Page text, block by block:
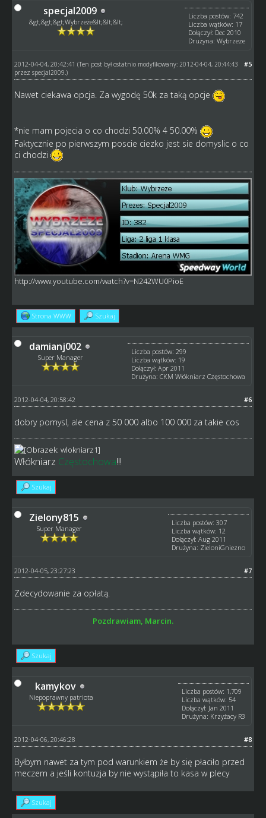
specjal2009
&gt;&gt;&gt;Wybrzeże&lt;&lt;&lt;
Liczba postów: 742
Liczba wątków: 17
Dołączył: Dec 2010
Drużyna: Wybrzeze
#5
2012-04-04, 20:42:41 (Ten post był ostatnio modyfikowany: 2012-04-04, 20:44:43
przez specjal2009.)
Nawet ciekawa opcja. Za wygodę 50k za taką opcje
*nie mam pojecia o co chodzi 50.00% 4 50.00%
Faktycznie po pierwszym poscie ciezko jest sie domyslic o co
ci chodzi
http://www.youtube.com/watch?v=N242WU0PioE
Strona WWW Szukaj
damianj002
Super Manager
Liczba postów: 299
Liczba wątków: 19
Dołączył: Apr 2011
Drużyna: CKM Włókniarz Częstochowa
#6
2012-04-04, 20:58:42
dobry pomysl, ale cena z 50 000 albo 100 000 za takie cos
Włókniarz Częstochowa!!!
Szukaj
Zielony815
Super Manager
Liczba postów: 307
Liczba wątków: 12
Dołączył: Aug 2011
Drużyna: ZieloniGniezno
#7
2012-04-05, 23:27:23
Zdecydowanie za opłatą.
Pozdrawiam, Marcin.
Szukaj
kamykov
Niepoprawny patriota
Liczba postów: 1,709
Liczba wątków: 54
Dołączył: Jan 2011
Drużyna: Krzyżacy R3
#8
2012-04-06, 20:46:28
Byłbym nawet za tym pod warunkiem że by się płaciło przed
meczem a jeśli kontuzja by nie wystąpiła to kasa w plecy
Szukaj